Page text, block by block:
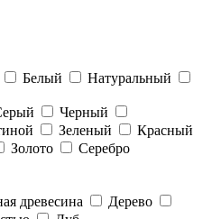
Белый
Натуральный
Черный
Зеленый
Красный
Золото Серебро
древесина
Дерево